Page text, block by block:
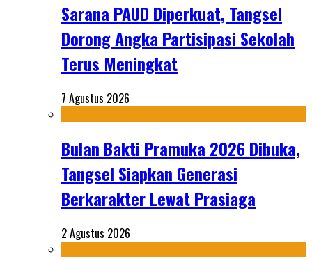
Sarana PAUD Diperkuat, Tangsel
Dorong Angka Partisipasi Sekolah
Terus Meningkat
7 Agustus 2026
Bulan Bakti Pramuka 2026 Dibuka,
Tangsel Siapkan Generasi
Berkarakter Lewat Prasiaga
2 Agustus 2026